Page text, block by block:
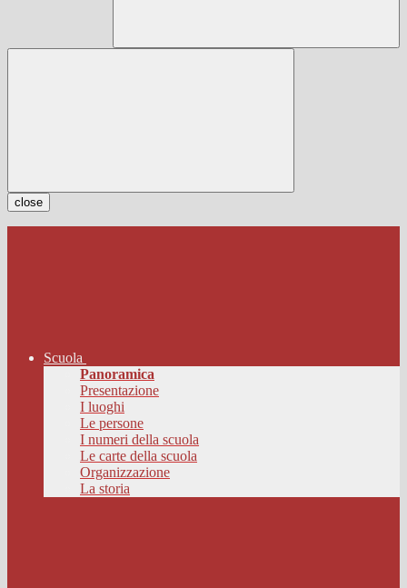
close
Scuola
Panoramica
Presentazione
I luoghi
Le persone
I numeri della scuola
Le carte della scuola
Organizzazione
La storia